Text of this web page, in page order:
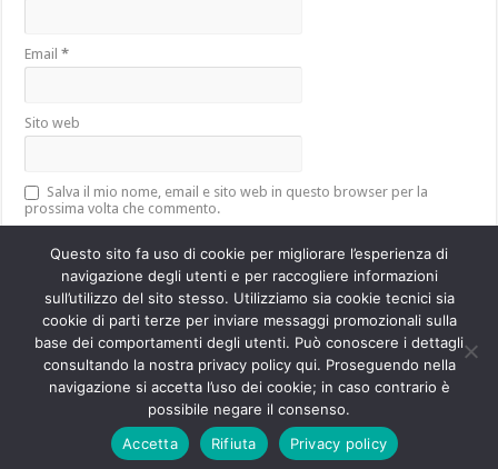
Email*
Sito web
Salva il mio nome, email e sito web in questo browser per la
prossima volta che commento.
Questo sito utilizza Akismet per ridurre lo spam. Scopri come vengono
elaborati i dati derivati dai commenti.
Powered byWordPress| Designed byTieLabs
© Copyright 2026, All Rights Reserved.
Questo sito fa uso di cookie per migliorare l’esperienza di
navigazione degli utenti e per raccogliere informazioni
sull’utilizzo del sito stesso. Utilizziamo sia cookie tecnici sia
cookie di parti terze per inviare messaggi promozionali sulla
base dei comportamenti degli utenti. Può conoscere i dettagli
consultando la nostra privacy policy qui. Proseguendo nella
navigazione si accetta l’uso dei cookie; in caso contrario è
possibile negare il consenso.
Accetta
Rifiuta Privacy policy